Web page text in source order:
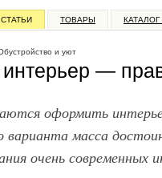
СТАТЬИ ТОВАРЫ
и уют
—
оформить
масса
очень